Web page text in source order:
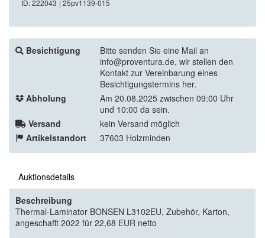
ID: 222043 | 25pv1139-015
Besichtigung
Bitte senden Sie eine Mail an
info@proventura.de, wir stellen den
Kontakt zur Vereinbarung eines
Besichtigungstermins her.
Abholung
Am 20.08.2025 zwischen 09:00 Uhr
und 10:00 da sein.
Versand
kein Versand möglich
Artikelstandort
37603 Holzminden
Auktionsdetails
Beschreibung
Thermal-Laminator BONSEN L3102EU, Zubehör, Karton,
angeschafft 2022 für 22,68 EUR netto